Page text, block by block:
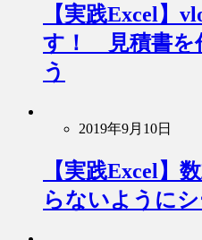
【実践Excel】
す！ 見積書を
う
2019年9月10日
【実践Excel】
らないように